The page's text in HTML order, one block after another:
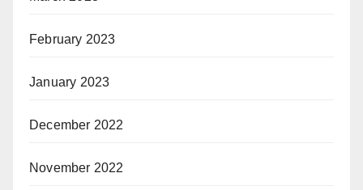
February 2023
January 2023
December 2022
November 2022